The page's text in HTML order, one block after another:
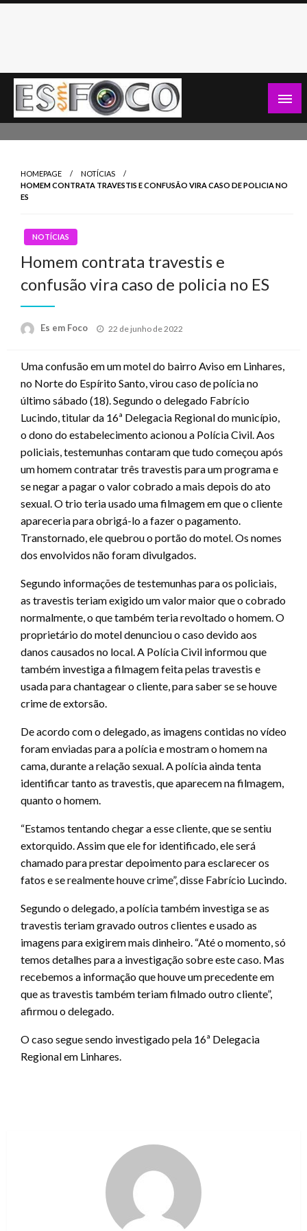
Skip
HOMEPAGE
NOTÍCIAS
HOMEM CONTRATA TRAVESTIS E CONFUSÃO VIRA CASO DE POLICIA NO
ES
NOTÍCIAS
Homem contrata travestis e
confusão vira caso de policia no ES
Es em Foco
Posted
22 de junho de 2022
Uma confusão em um motel do bairro Aviso em Linhares,
no Norte do Espírito Santo, virou caso de polícia no
último sábado (18). Segundo o delegado Fabrício
Lucindo, titular da 16ª Delegacia Regional do município,
o dono do estabelecimento acionou a Polícia Civil. Aos
policiais, testemunhas contaram que tudo começou após
um homem contratar três travestis para um programa e
se negar a pagar o valor cobrado a mais depois do ato
sexual. O trio teria usado uma filmagem em que o cliente
apareceria para obrigá-lo a fazer o pagamento.
Transtornado, ele quebrou o portão do motel. Os nomes
dos envolvidos não foram divulgados.
Segundo informações de testemunhas para os policiais,
as travestis teriam exigido um valor maior que o cobrado
normalmente, o que também teria revoltado o homem. O
proprietário do motel denunciou o caso devido aos
danos causados no local. A Polícia Civil informou que
também investiga a filmagem feita pelas travestis e
usada para chantagear o cliente, para saber se se houve
crime de extorsão.
De acordo com o delegado, as imagens contidas no vídeo
foram enviadas para a polícia e mostram o homem na
cama, durante a relação sexual. A polícia ainda tenta
identificar tanto as travestis, que aparecem na filmagem,
quanto o homem.
“Estamos tentando chegar a esse cliente, que se sentiu
extorquido. Assim que ele for identificado, ele será
chamado para prestar depoimento para esclarecer os
fatos e se realmente houve crime”, disse Fabrício Lucindo.
Segundo o delegado, a polícia também investiga se as
travestis teriam gravado outros clientes e usado as
imagens para exigirem mais dinheiro. “Até o momento, só
temos detalhes para a investigação sobre este caso. Mas
recebemos a informação que houve um precedente em
que as travestis também teriam filmado outro cliente”,
afirmou o delegado.
O caso segue sendo investigado pela 16ª Delegacia
Regional em Linhares.